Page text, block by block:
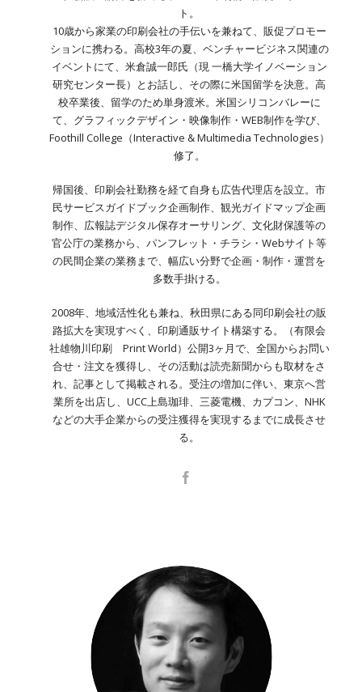
ト。
10歳から家業の印刷会社の手伝いを兼ねて、販促プロモー
ションに携わる。高校3年の夏、ベンチャービジネス関連の
イベントにて、米倉誠一郎氏（現 一橋大学イノベーション
研究センター長）とお話し、その際に米国留学を決意。高
校卒業後、留学のため単身渡米。米国シリコンバレーに
て、グラフィックデザイン・映像制作・WEB制作を学び、
Foothill College（Interactive & Multimedia Technologies）
修了。
帰国後、印刷会社勤務を経て自身も広告代理店を設立。市
民サービスガイドブック企画制作、観光ガイドマップ企画
制作、広報誌デジタル保存オーサリング、文化財保護等の
官公庁の業務から、パンフレット・チラシ・Webサイト等
の民間企業の業務まで、幅広い分野で企画・制作・運営を
多数手掛ける。
2008年、地域活性化も兼ね、秋田県にある同印刷会社の販
路拡大を実現すべく、印刷通販サイト構築する。（有限会
社雄物川印刷 Print World）公開3ヶ月で、全国からお問い
合せ・注文を獲得し、その活動は読売新聞からも取材をさ
れ、記事として掲載される。受注の増加に伴い、東京へ営
業所を出店し、UCC上島珈琲、三菱電機、カプコン、NHK
などの大手企業からの受注獲得を実現するまでに成長させ
る。